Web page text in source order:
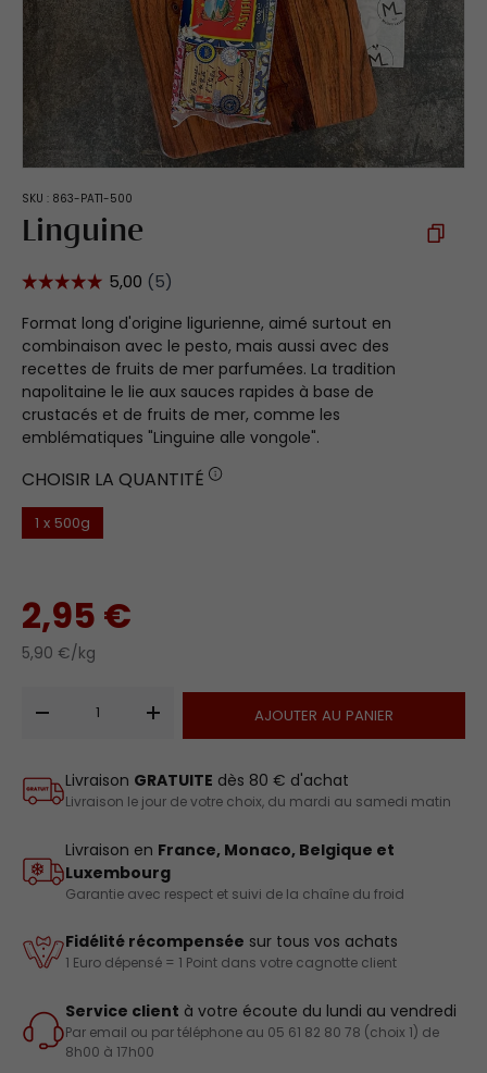
SKU : 863-PAT1-500
Linguine
Format long d'origine ligurienne, aimé surtout en
combinaison avec le pesto, mais aussi avec des
recettes de fruits de mer parfumées. La tradition
napolitaine le lie aux sauces rapides à base de
crustacés et de fruits de mer, comme les
emblématiques "Linguine alle vongole".
CHOISIR LA QUANTITÉ
1 x 500g
2,95 €
5,90 €/kg
-
+ AJOUTER AU PANIER
Livraison GRATUITE dès 80 € d'achat
Livraison le jour de votre choix, du mardi au samedi matin
Livraison en France, Monaco, Belgique et
Luxembourg
Garantie avec respect et suivi de la chaîne du froid
Fidélité récompensée sur tous vos achats
1 Euro dépensé = 1 Point dans votre cagnotte client
Service client à votre écoute du lundi au vendredi
Par email ou par téléphone au 05 61 82 80 78 (choix 1) de
8h00 à 17h00